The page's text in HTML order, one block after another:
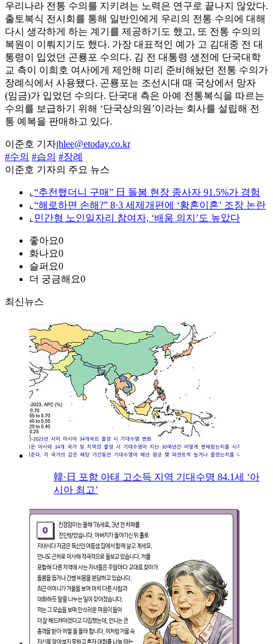
우리나라 전통 수의를 지키려는 노력은 연구로 끝나지 않았다.
출토복식 전시회를 통해 일반인에게 우리의 전통 수의에 대해
다시 생각하게 하는 계기를 제공하기도 했고, 또 전통 수의의
복원이 이뤄지기도 했다. 가장 대표적인 예가 고 김대중 전 대
통령이 입었던 곤룡포 수의다. 김 전 대통령 생전에 단국대학
교 측이 이희호 여사에게 제안해 미리 준비해놨던 전통 수의가
장례식에서 사용됐다. 곤룡포는 조선시대 때 국상에서 망자
(임금)가 입었던 수의다. 단국대 측은 아예 전통복식을 따르는
수의를 보급하기 위해 ‘단국상의원’이라는 회사를 설립해 전
통 예복을 판매하고 있다.
이준호 기자jhlee@etoday.co.kr
#수의 #습의 #장례
이준호 기자의 주요 뉴스
⌞ “추천했더니 구매” 日 돌봄 현장 종사자 91.5%가 경험
⌞ “해로하면 손해?” 8·3 세제개편에 ‘황혼이혼’ 조장 논란
⌞ 민간형 노인일자리 참여자, ‘배움 의지’도 높았다
좋아요0
화나요0
슬퍼요0
더 궁금해요0
최신뉴스
韓·日 포함 아태 고소득 지역 기대수명 84.1세 ‘아
시아 최고’